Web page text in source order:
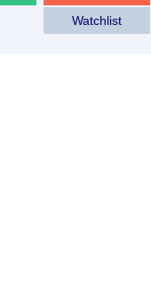
Watchlist